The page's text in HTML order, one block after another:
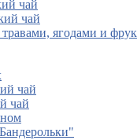
чай
чай
ягодами и
чай
чай